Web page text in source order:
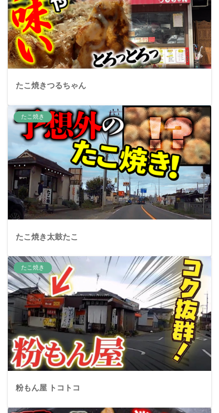
たこ焼きつるちゃん
たこ焼き
たこ焼き太鼓たこ
たこ焼き
粉もん屋 トコトコ